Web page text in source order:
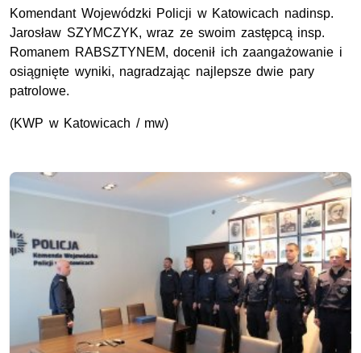
Komendant Wojewódzki Policji w Katowicach nadinsp.
Jarosław SZYMCZYK, wraz ze swoim zastępcą insp.
Romanem RABSZTYNEM, docenił ich zaangażowanie i
osiągnięte wyniki, nagradzając najlepsze dwie pary
patrolowe.
(KWP w Katowicach / mw)